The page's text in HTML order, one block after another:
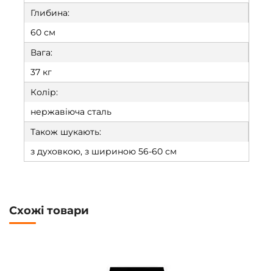
Глибина:
60 см
Вага:
37 кг
Колір:
нержавіюча сталь
Також шукають:
з духовкою, з шириною 56-60 см
Схожі товари